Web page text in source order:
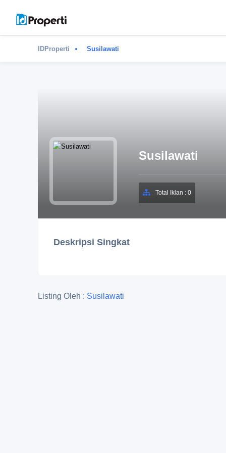
IDProperti Susilawati
Susilawati
Total Iklan : 0
Deskripsi Singkat
Listing Oleh : Susilawati